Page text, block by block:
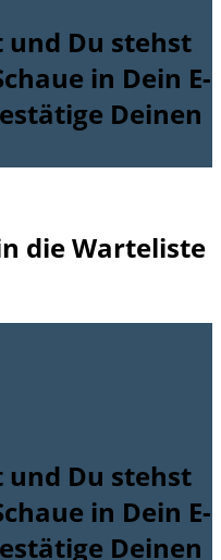
Du stehst
in Dein E-
Deinen
die Warteliste
Du stehst
in Dein E-
Deinen